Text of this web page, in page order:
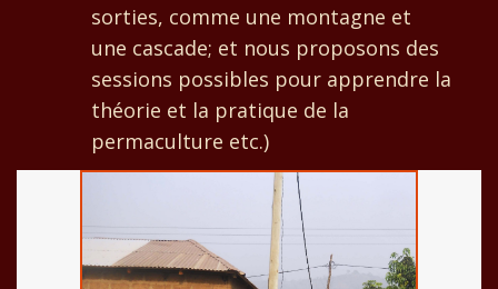
sorties, comme une montagne et
une cascade; et nous proposons des
sessions possibles pour apprendre la
théorie et la pratique de la
permaculture etc.)